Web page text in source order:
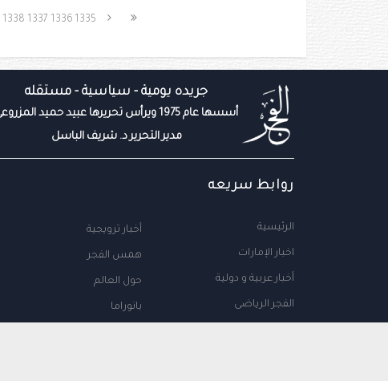
1335
1336
1337
1338
جريده يومية - سياسية - مستقله
أسسها عام 1975 ويرأس تحريرها عبيد حميد المزروعي
مدير التحرير د. شريف الباسل
روابط سريعه
الرئيسية
اخبار الإمارات
أخبار عربية و دولية
الفجر الرياضى
أخبار ترويجية
همس الفجر
حول العالم
بانوراما